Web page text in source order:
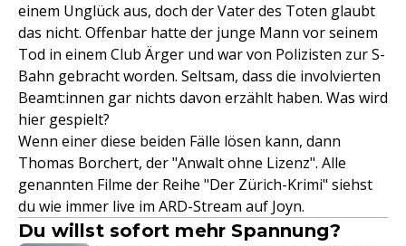
einem Unglück aus, doch der Vater des Toten glaubt
das nicht. Offenbar hatte der junge Mann vor seinem
Tod in einem Club Ärger und war von Polizisten zur S-
Bahn gebracht worden. Seltsam, dass die involvierten
Beamt:innen gar nichts davon erzählt haben. Was wird
hier gespielt?
Wenn einer diese beiden Fälle lösen kann, dann
Thomas Borchert, der "Anwalt ohne Lizenz". Alle
genannten Filme der Reihe "Der Zürich-Krimi" siehst
du wie immer live im ARD-Stream auf Joyn.
Du willst sofort mehr Spannung?